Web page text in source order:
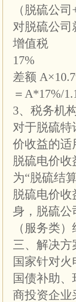
（脱硫公司
对脱硫公
增值税
17%
差额
＝A*17%/
3、税务机
对于脱硫
价收益的适
脱硫电价
为“脱硫结
脱硫电价
身，脱硫公
（服务类）
三、解决方
国家针对
国债补助
商投资企业